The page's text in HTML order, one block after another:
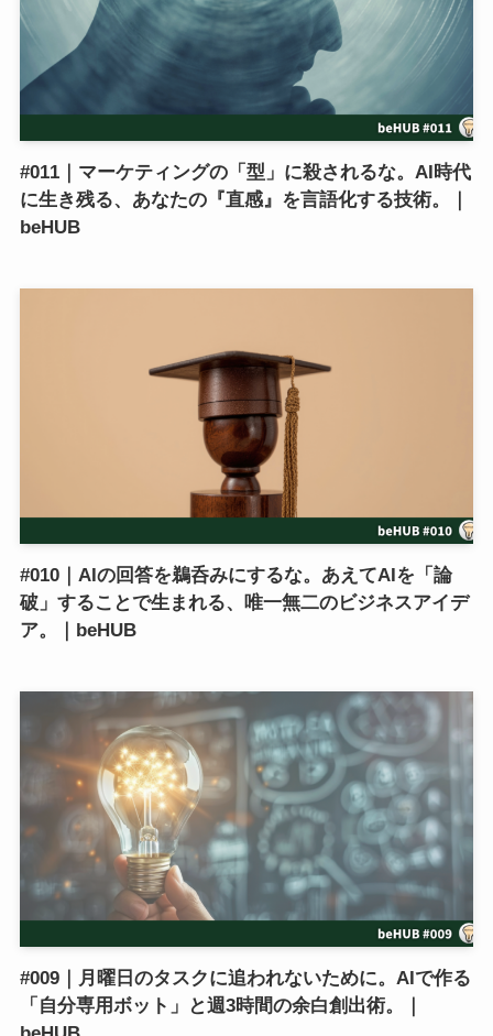
#011｜マーケティングの「型」に殺されるな。AI時代
に生き残る、あなたの『直感』を言語化する技術。｜
beHUB
#010｜AIの回答を鵜呑みにするな。あえてAIを「論
破」することで生まれる、唯一無二のビジネスアイデ
ア。｜beHUB
#009｜月曜日のタスクに追われないために。AIで作る
「自分専用ボット」と週3時間の余白創出術。｜